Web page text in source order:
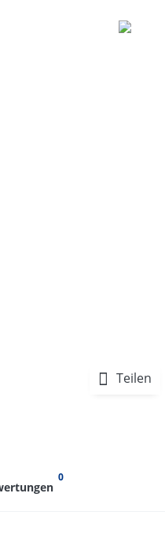
Teilen
0